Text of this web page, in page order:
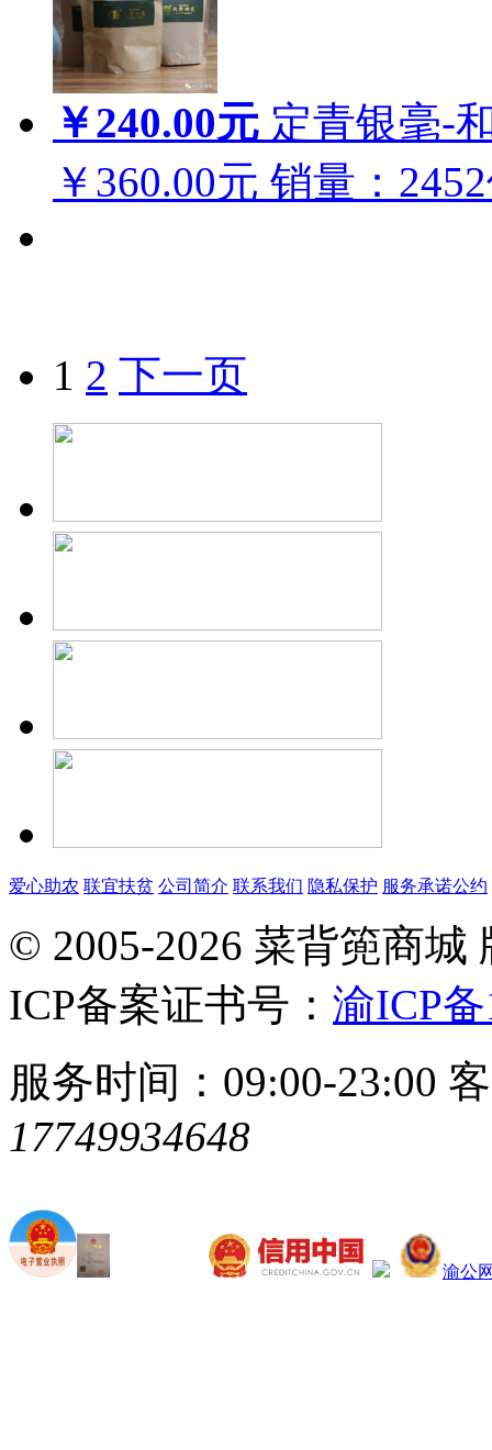
￥240.00元 定青银毫-
￥360.00元 销量： 2452
1 2 下一页
爱心助农 联宜扶贫 公司简介 联系我们 隐私保护 服务承诺公约
© 2005-2026 菜背篼商
ICP备案证书号： 渝ICP
服务时间：09:00-23:00
17749934648
渝公